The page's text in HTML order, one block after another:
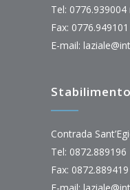
Tel: 0776.939004
Fax: 0776.949101
E-mail:
Contrada
Tel: 0872.889196
Fax: 0872.889419